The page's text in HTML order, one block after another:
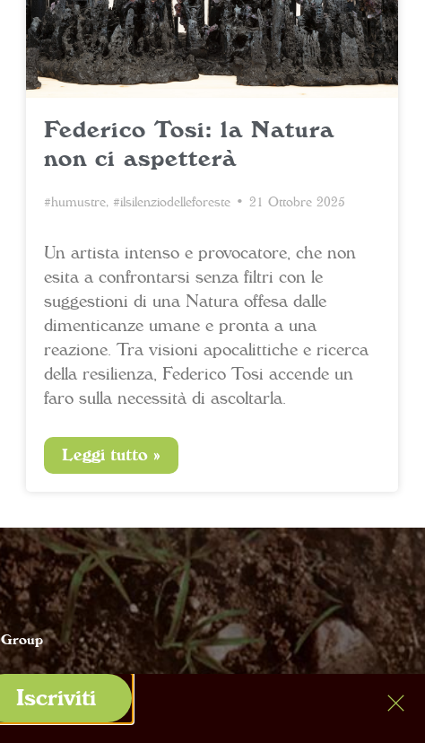
Federico Tosi: la Natura
non ci aspetterà
#humustre, #ilsilenziodelleforeste • 21 Ottobre 2025
Un artista intenso e provocatore, che non
esita a confrontarsi senza filtri con le
suggestioni di una Natura offesa dalle
dimenticanze umane e pronta a una
reazione. Tra visioni apocalittiche e ricerca
della resilienza, Federico Tosi accende un
faro sulla necessità di ascoltarla.
Leggi tutto »
– Italy
Iscriviti